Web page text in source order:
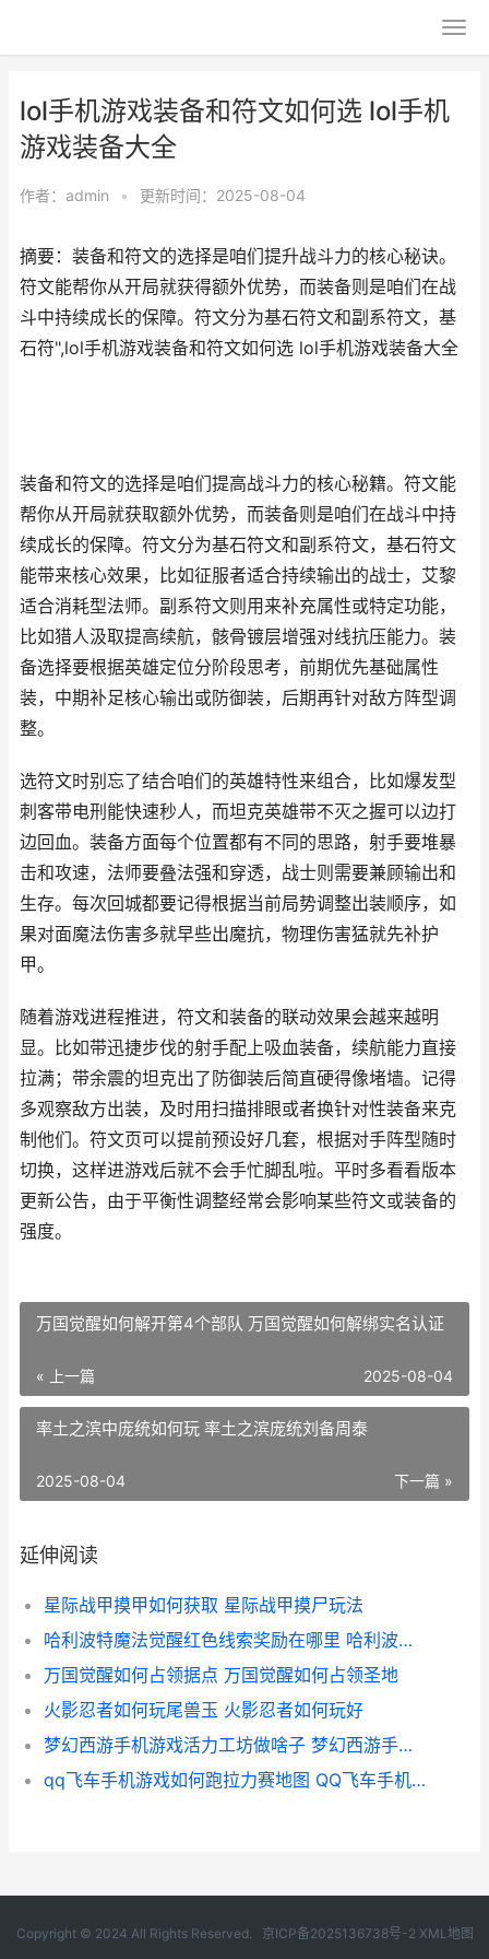
lol手机游戏装备和符文如何选 lol手机
游戏装备大全
作者： admin • 更新时间：2025-08-04
摘要：装备和符文的选择是咱们提升战斗力的核心秘诀。
符文能帮你从开局就获得额外优势，而装备则是咱们在战
斗中持续成长的保障。符文分为基石符文和副系符文，基
石符",lol手机游戏装备和符文如何选 lol手机游戏装备大全
装备和符文的选择是咱们提高战斗力的核心秘籍。符文能
帮你从开局就获取额外优势，而装备则是咱们在战斗中持
续成长的保障。符文分为基石符文和副系符文，基石符文
能带来核心效果，比如征服者适合持续输出的战士，艾黎
适合消耗型法师。副系符文则用来补充属性或特定功能，
比如猎人汲取提高续航，骸骨镀层增强对线抗压能力。装
备选择要根据英雄定位分阶段思考，前期优先基础属性
装，中期补足核心输出或防御装，后期再针对敌方阵型调
整。
选符文时别忘了结合咱们的英雄特性来组合，比如爆发型
刺客带电刑能快速秒人，而坦克英雄带不灭之握可以边打
边回血。装备方面每个位置都有不同的思路，射手要堆暴
击和攻速，法师要叠法强和穿透，战士则需要兼顾输出和
生存。每次回城都要记得根据当前局势调整出装顺序，如
果对面魔法伤害多就早些出魔抗，物理伤害猛就先补护
甲。
随着游戏进程推进，符文和装备的联动效果会越来越明
显。比如带迅捷步伐的射手配上吸血装备，续航能力直接
拉满；带余震的坦克出了防御装后简直硬得像堵墙。记得
多观察敌方出装，及时用扫描排眼或者换针对性装备来克
制他们。符文页可以提前预设好几套，根据对手阵型随时
切换，这样进游戏后就不会手忙脚乱啦。平时多看看版本
更新公告，由于平衡性调整经常会影响某些符文或装备的
强度。
万国觉醒如何解开第4个部队 万国觉醒如何解绑实名认证
« 上一篇 2025-08-04
率土之滨中庞统如何玩 率土之滨庞统刘备周泰
下一篇 »
2025-08-04
延伸阅读
星际战甲摸甲如何获取 星际战甲摸尸玩法
哈利波特魔法觉醒红色线索奖励在哪里 哈利波特魔法觉醒周年庆几月几号
万国觉醒如何占领据点 万国觉醒如何占领圣地
火影忍者如何玩尾兽玉 火影忍者如何玩好
梦幻西游手机游戏活力工坊做啥子 梦幻西游手机游戏
qq飞车手机游戏如何跑拉力赛地图 QQ飞车手机游戏不显示头脸
Copyright © 2024 All Rights Reserved. 京ICP备2025136738号-2 XML地图